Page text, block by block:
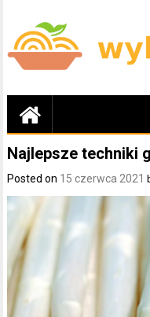
content
Najlepsze techniki
Posted on 15 czerwca 2021